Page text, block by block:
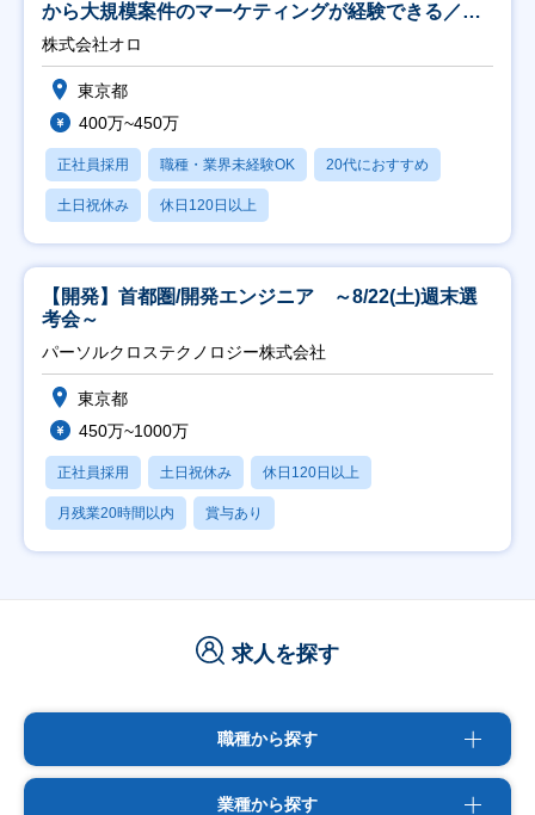
から大規模案件のマーケティングが経験できる／研
修充実】
株式会社オロ
東京都
400万~450万
正社員採用 職種・業界未経験OK 20代におすすめ
土日祝休み 休日120日以上
【開発】首都圏/開発エンジニア ～8/22(土)週末選
考会～
パーソルクロステクノロジー株式会社
東京都
450万~1000万
正社員採用 土日祝休み 休日120日以上
月残業20時間以内 賞与あり
求人を探す
職種から探す
業種から探す